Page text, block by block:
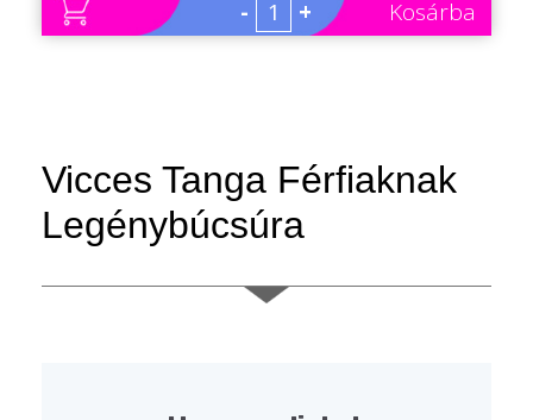
- + Kosárba
Vicces Tanga Férfiaknak
Legénybúcsúra
Ismerd meg a Vicces Tangát Férfiaknak, a tökéletes